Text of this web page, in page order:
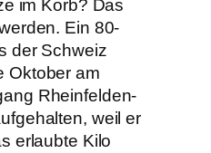
im Korb? Das
Ein 80-
der Schweiz
Oktober am
Rheinfelden-
weil er
erlaubte Kilo